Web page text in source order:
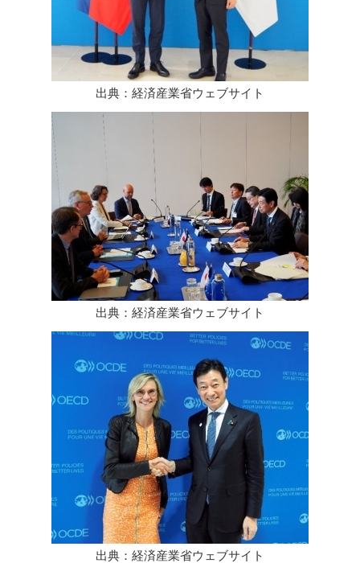
出典：経済産業省ウェブサイト
出典：経済産業省ウェブサイト
出典：経済産業省ウェブサイト